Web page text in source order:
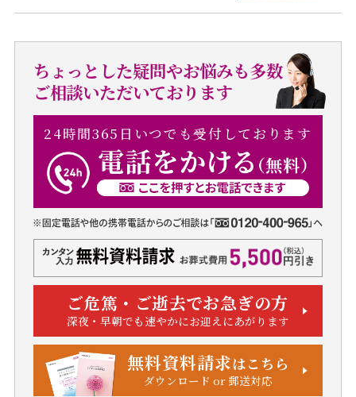
ちょっとした疑問やお悩みも多数
ご相談いただいております
24時間365日いつでも受付しております
ご危篤・ご逝去でお急ぎの方
深夜・早朝でも速やかにお迎えにあがります
無料資料請求はこちら
ダウンロード or 郵送対応